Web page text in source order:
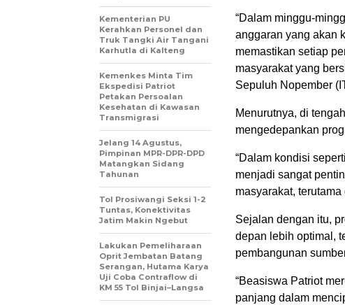
“Dalam minggu-
anggaran yang akan
memastikan setiap
masyarakat yang
Sepuluh Nopember
Menurutnya, di
mengedepankan
“Dalam kondisi
menjadi sangat
masyarakat,
Sejalan dengan itu,
depan lebih optimal,
pembangunan
“Beasiswa Patriot
panjang dalam
Kementerian PU
Kerahkan Personel dan
Truk Tangki Air Tangani
Karhutla di Kalteng
Kemenkes Minta Tim
Ekspedisi Patriot
Petakan Persoalan
Kesehatan di Kawasan
Transmigrasi
Jelang 14 Agustus,
Pimpinan MPR-DPR-DPD
Matangkan Sidang
Tahunan
Tol Prosiwangi Seksi 1-2
Tuntas, Konektivitas
Jatim Makin Ngebut
Lakukan Pemeliharaan
Oprit Jembatan Batang
Serangan, Hutama Karya
Uji Coba Contraflow di
KM 55 Tol Binjai–Langsa